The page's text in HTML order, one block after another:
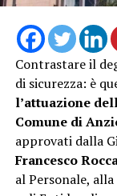
Contrastare il
di sicurezza: è
l’attuazione
Comune di
approvati dalla
Francesco
al Personale,